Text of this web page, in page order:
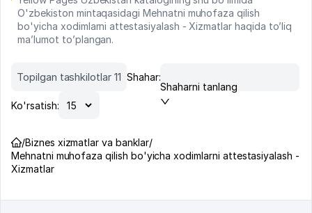
O'zbekiston mintaqasidagi Mehnatni muhofaza qilish
bo'yicha xodimlarni attestasiyalash - Xizmatlar haqida to’liq
ma’lumot to’plangan.
Topilgan tashkilotlar 11 Shahar:
Shaharni tanlang
Ko'rsatish:
/Biznes xizmatlar va banklar/
Mehnatni muhofaza qilish bo'yicha xodimlarni attestasiyalash -
Xizmatlar